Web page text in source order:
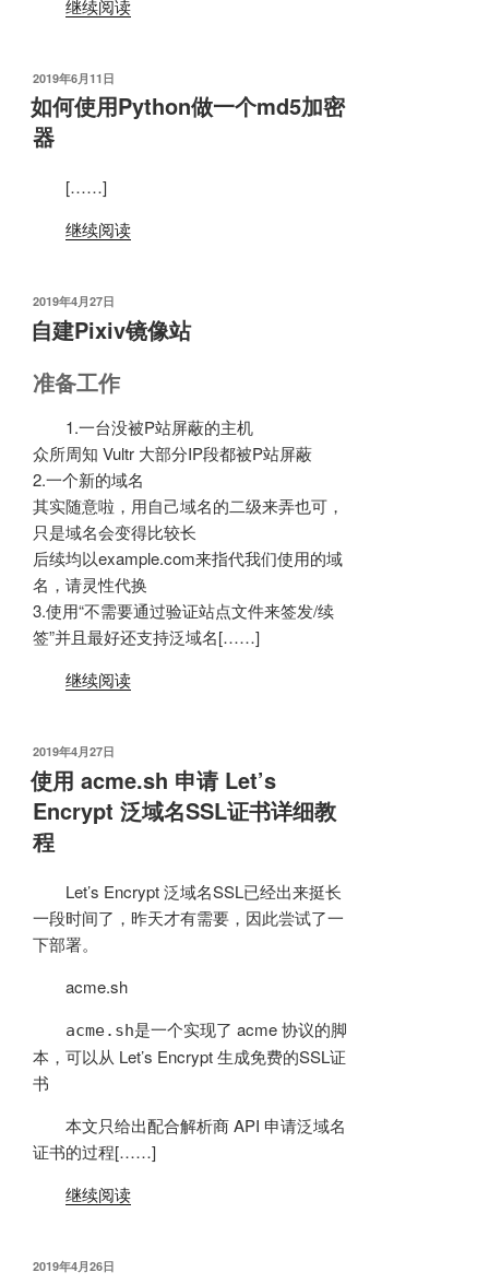
继续阅读
发
布
于
2019年6月11日
如何使用Python做一个md5加密
器
[……]
继续阅读
发
布
于
2019年4月27日
自建Pixiv镜像站
准备工作
1.一台没被P站屏蔽的主机
众所周知 Vultr 大部分IP段都被P站屏蔽
2.一个新的域名
其实随意啦，用自己域名的二级来弄也可，
只是域名会变得比较长
后续均以example.com来指代我们使用的域
名，请灵性代换
3.使用“不需要通过验证站点文件来签发/续
签”并且最好还支持泛域名[……]
继续阅读
发
布
于
2019年4月27日
使用 acme.sh 申请 Let’s
Encrypt 泛域名SSL证书详细教
程
Let’s Encrypt 泛域名SSL已经出来挺长
一段时间了，昨天才有需要，因此尝试了一
下部署。
acme.sh
acme.sh是一个实现了 acme 协议的脚
本，可以从 Let’s Encrypt 生成免费的SSL证
书
本文只给出配合解析商 API 申请泛域名
证书的过程[……]
继续阅读
发
2019年4月26日